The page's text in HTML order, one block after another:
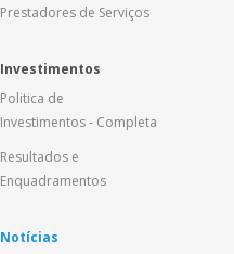
Prestadores de Serviços
Investimentos
Politica de
Investimentos - Completa
Resultados e
Enquadramentos
Notícias